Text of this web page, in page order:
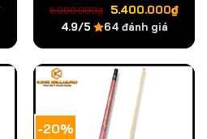
tại
6.000.000₫ Giá
gốc
là:
6.000.000₫.
5.400.000₫Giá
tại
là:
4.9/5 64 đánh giá
-20%